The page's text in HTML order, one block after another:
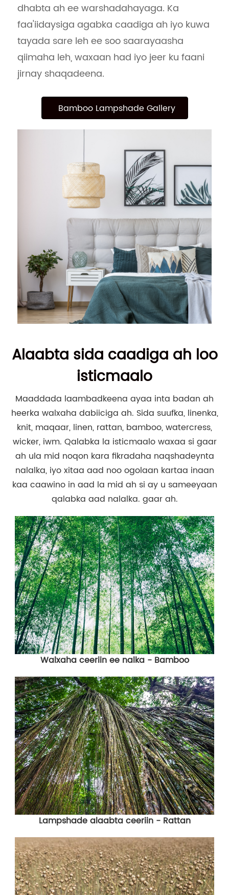
dhabta ah ee warshadahayaga. Ka
faa'iidaysiga agabka caadiga ah iyo kuwa
tayada sare leh ee soo saarayaasha
qiimaha leh, waxaan had iyo jeer ku faani
jirnay shaqadeena.
Bamboo Lampshade Gallery
Alaabta sida caadiga ah loo
isticmaalo
Maaddada laambadkeena ayaa inta badan ah
heerka walxaha dabiiciga ah. Sida suufka, linenka,
knit, maqaar, linen, rattan, bamboo, watercress,
wicker, iwm. Qalabka la isticmaalo waxaa si gaar
ah ula mid noqon kara fikradaha naqshadeynta
nalalka, iyo xitaa aad noo ogolaan kartaa inaan
kaa caawino in aad la mid ah si ay u sameeyaan
qalabka aad nalalka. gaar ah.
Walxaha ceeriin ee nalka - Bamboo
Lampshade alaabta ceeriin - Rattan